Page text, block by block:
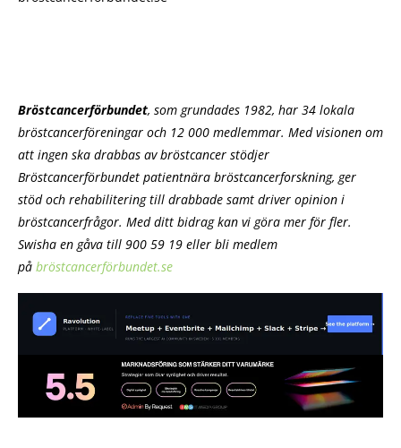
Bröstcancerförbundet, som grundades 1982, har 34 lokala
bröstcancerföreningar och 12 000 medlemmar. Med visionen om
att ingen ska drabbas av bröstcancer stödjer
Bröstcancerförbundet patientnära bröstcancerforskning, ger
stöd och rehabilitering till drabbade samt driver opinion i
bröstcancerfrågor. Med ditt bidrag kan vi göra mer för fler.
Swisha en gåva till 900 59 19 eller bli medlem
på bröstcancerförbundet.se